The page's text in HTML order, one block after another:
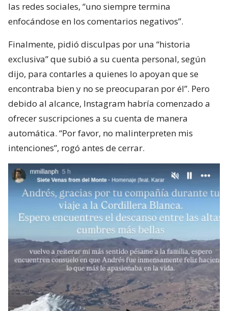
las redes sociales, “uno siempre termina
enfocándose en los comentarios negativos”.
Finalmente, pidió disculpas por una “historia
exclusiva” que subió a su cuenta personal, según
dijo, para contarles a quienes lo apoyan que se
encontraba bien y no se preocuparan por él”. Pero
debido al alcance, Instagram habría comenzado a
ofrecer suscripciones a su cuenta de manera
automática. “Por favor, no malinterpreten mis
intenciones”, rogó antes de cerrar.